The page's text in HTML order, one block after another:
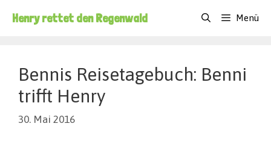
InhaltHenry rettet den Regenwald Menü
Bennis Reisetagebuch: Benni
trifft Henry
30. Mai 2016